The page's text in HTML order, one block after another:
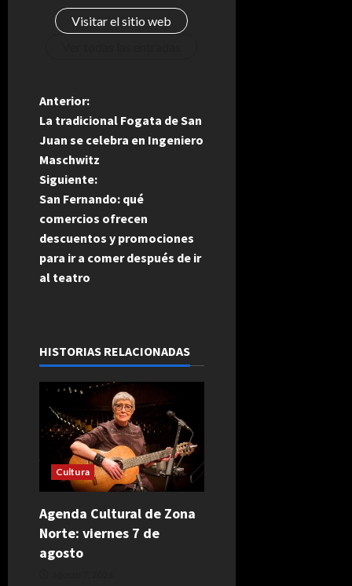
Visitar el sitio web
N
a
v
e
g
a
ó
n
d
e
n
Anterior:
La tradicional Fogata de San
Juan se celebra en Ingeniero
Maschwitz
Siguiente:
San Fernando: qué
comercios ofrecen
descuentos y promociones
para ir a comer después de ir
al teatro
HISTORIAS RELACIONADAS
Cultura
Agenda Cultural de Zona
Norte: viernes 7 de
agosto